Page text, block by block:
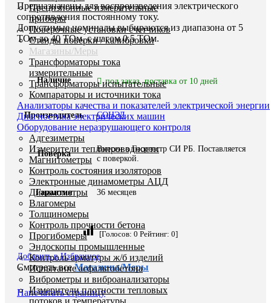
Прецизионные измерительные
приборы
Поверочные установки счетчиков
Стенды поверки / калибровки
Магазины/Меры
Трансформаторы тока
измерительные
Трансформаторы испытательные
Компараторы и источники тока
Анализаторы качества и показателей электрической энергии
Диагностика электрических машин
Оборудование неразрушающего контроля
Адгезиметры
Измерители теплопроводности
Магнитометры
Контроль состояния изоляторов
Электронные динамометры АЦД
Динамометры
Влагомеры
Толщиномеры
Контроль прочности бетона
Прогибомеры
Эндоскопы промышленные
Контроль арматуры ж/б изделий
Испытание асфальтобетона
Виброметры и виброанализаторы
Измерители плотности тепловых
потоков и температуры
Предназначены для воспроизведения электрического
сопротивления постоянному току.
Допустимые номиналы выбираются из диапазона от 5
ТОм до 40 ТОм, с шагом 0,5 ТОм.
Наличие под заказ, поставка от 10 дней
Производитель СОНЭЛ
Поверка
Внесен в Госреестр СИ РБ. Поставляется
с поверкой.
Гарантия 36 месяцев
[Голосов: 0 Рейтинг: 0]
Добавить в Избранное
Смотреть всеМагазины/Меры
Напечатать страницу